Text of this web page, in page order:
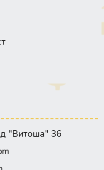
"Витоша" 36